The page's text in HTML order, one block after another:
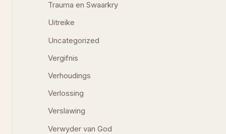
Trauma en Swaarkry
Uitreike
Uncategorized
Vergifnis
Verhoudings
Verlossing
Verslawing
Verwyder van God